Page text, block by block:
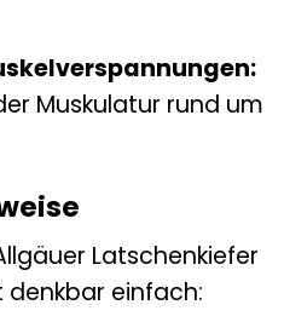
Muskulatur rund um
Latschenkiefer
denkbar einfach: